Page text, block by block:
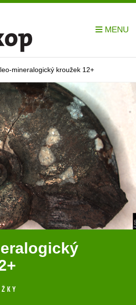
mineralogický kroužek 12+